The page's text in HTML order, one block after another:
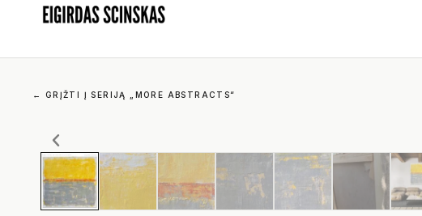
← GRĮŽTI Į SERIJĄ „MORE ABSTRACTS“